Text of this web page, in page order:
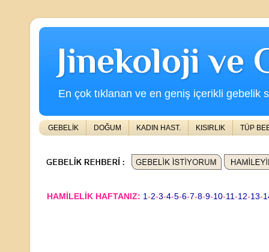
Jinekoloji ve
En çok tıklanan ve en geniş içerikli gebelik
GEBELİK DOĞUM KADIN HAST. KISIRLIK TÜP
HAMİLELİK HAFTANIZ: 1-2-3-4-5-6-7-8-9-10-11-12-13-